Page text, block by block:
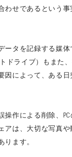
せであるという
タを記録する媒
ドライブ）もまた
によって、ある
作による削除、
は、大切な写真
ます。